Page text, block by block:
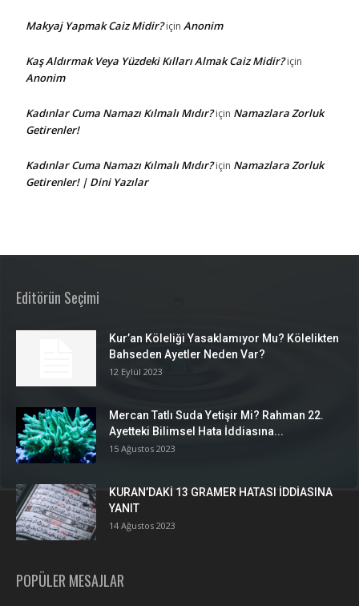
Makyaj Yapmak Caiz Midir?için Anonim
Kaş Aldırmak Veya Yüzdeki Kılları Almak Caiz Midir?için
Anonim
Kadınlar Cuma Namazı Kılmalı Mıdır?için Namazlara Zorluk
Getirenler!
Kadınlar Cuma Namazı Kılmalı Mıdır?için Namazlara Zorluk
Getirenler! | Dini Yazılar
Editörün Seçimi
Kur’an Köleliği Yasaklamıyor Mu? Kölelikten
Bahseden Ayetler Neden Var?
12 Eylül 2023
Mercan Tatlı Suda Yetişir Mi? Rahman 22.
Ayetteki Bilimsel Hata İddiasına...
15 Ağustos 2023
KURAN’DAKİ 13 GRAMER HATASI İDDİASINA
YANIT
14 Ağustos 2023
POPÜLER MESAJLAR